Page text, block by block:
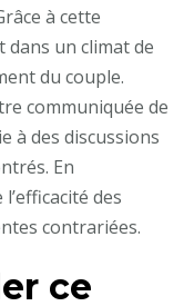
à cette
dans un climat de
du couple.
communiquée de
à des discussions
En
des
contrariées.
ce